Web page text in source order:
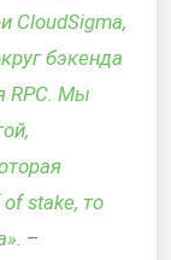
CloudSigma,
бэкенда
RPC. Мы
stake, то
–